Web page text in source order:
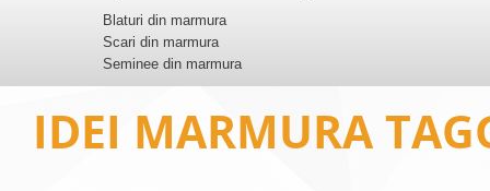
Blaturi din marmura
Scari din marmura
Seminee din marmura
IDEI MARMURA